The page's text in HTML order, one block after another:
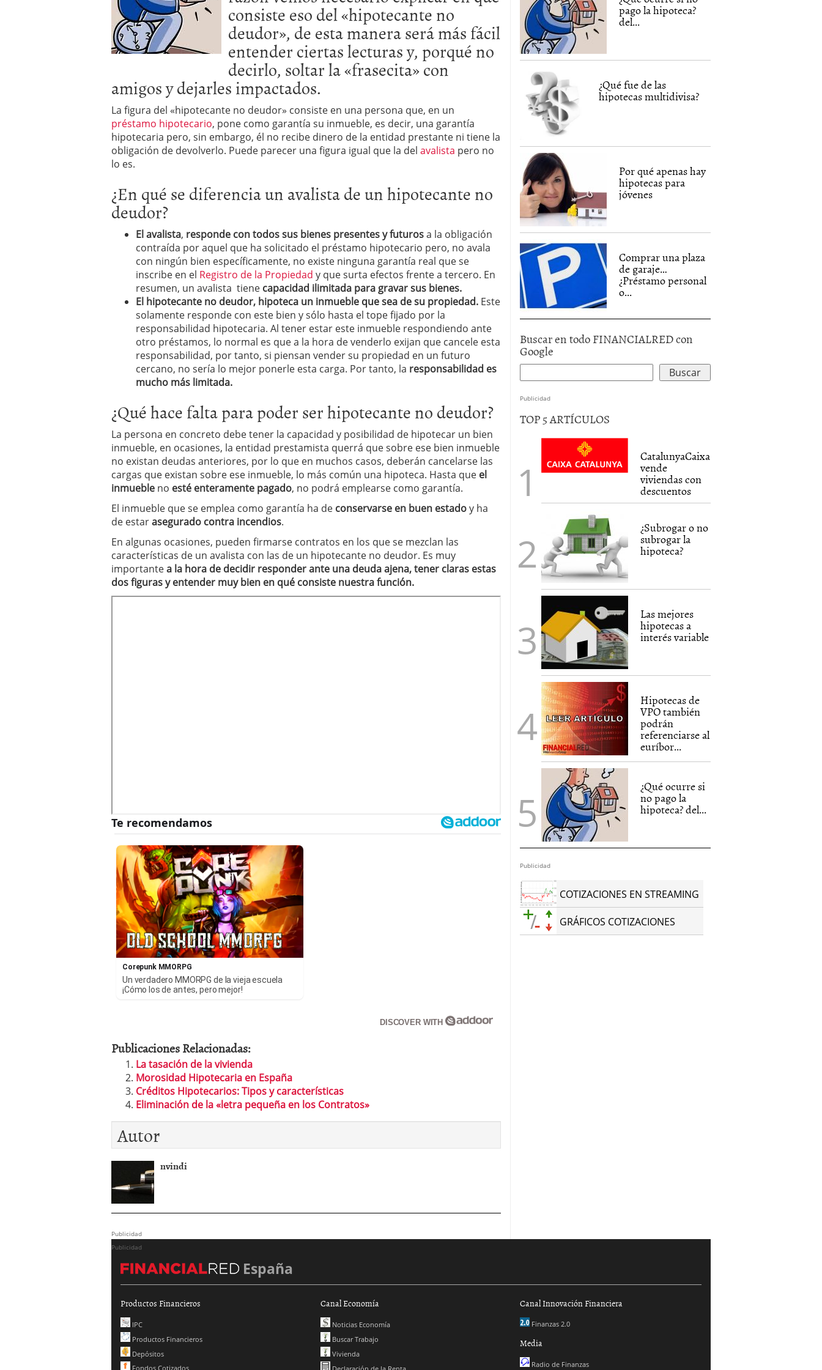
consiste eso del «hipotecante no
deudor», de esta manera será más fácil
entender ciertas lecturas y, porqué no
decirlo, soltar la «frasecita» con
amigos y dejarles impactados.
La figura del «hipotecante no deudor» consiste en una persona que, en un
préstamo hipotecario, pone como garantía su inmueble, es decir, una garantía
hipotecaria pero, sin embargo, él no recibe dinero de la entidad prestante ni tiene la
obligación de devolverlo. Puede parecer una figura igual que la del avalista pero no
lo es.
¿En qué se diferencia un avalista de un hipotecante no
deudor?
El avalista, responde con todos sus bienes presentes y futurosa la obligación
contraída por aquel que ha solicitado el préstamo hipotecario pero, no avala
con ningún bien específicamente, no existe ninguna garantía real que se
inscribe en el Registro de la Propiedad y que surta efectos frente a tercero. En
resumen, un avalista tiene capacidad ilimitada para gravar sus bienes.
El hipotecante no deudor, hipoteca un inmueble que sea de su propiedad. Este
solamente responde con este bien y sólo hasta el tope fijado por la
responsabilidad hipotecaria. Al tener estar este inmueble respondiendo ante
otro préstamos, lo normal es que a la hora de venderlo exijan que cancele esta
responsabilidad, por tanto, si piensan vender su propiedad en un futuro
cercano, no sería lo mejor ponerle esta carga. Por tanto, la responsabilidad es
mucho más limitada.
¿Qué hace falta para poder ser hipotecante no deudor?
La persona en concreto debe tener la capacidad y posibilidad de hipotecar un bien
inmueble, en ocasiones, la entidad prestamista querrá que sobre ese bien inmueble
no existan deudas anteriores, por lo que en muchos casos, deberán cancelarse las
cargas que existan sobre ese inmueble, lo más común una hipoteca. Hasta que el
inmueble no esté enteramente pagado, no podrá emplearse como garantía.
El inmueble que se emplea como garantía ha de conservarse en buen estadoy ha
de estarasegurado contra incendios.
En algunas ocasiones, pueden firmarse contratos en los que se mezclan las
características de un avalista con las de un hipotecante no deudor. Es muy
importantea la hora de decidir responder ante una deuda ajena, tener claras estas
dos figuras y entender muy bien en qué consiste nuestra función.
Corepunk MMORPG
Un verdadero MMORPG de la vieja escuela
¡Cómo los de antes, pero mejor!
DISCOVER WITH
Publicaciones Relacionadas:
La tasación de la vivienda
Morosidad Hipotecaria en España
Créditos Hipotecarios: Tipos y características
Eliminación de la «letra pequeña en los Contratos»
Autor
nvindi
Publicidad
pago la hipoteca?
del...
¿Qué fue de las
hipotecas multidivisa?
Por qué apenas hay
hipotecas para
jóvenes
Comprar una plaza
de garaje…
¿Préstamo personal
o...
Buscar en todo FINANCIALRED con
Google
Publicidad
TOP 5 ARTÍCULOS
CatalunyaCaixa
vende
viviendas con
descuentos
¿Subrogar o no
subrogar la
hipoteca?
Las mejores
hipotecas a
interés variable
Hipotecas de
VPO también
podrán
referenciarse al
euríbor...
¿Qué ocurre si
no pago la
hipoteca? del...
Publicidad
COTIZACIONES EN STREAMING
GRÁFICOS COTIZACIONES
Publicidad
España
Productos Financieros
IPC
Productos Financieros
Depósitos
Fondos Cotizados
Canal Economía
Noticias Economía
Buscar Trabajo
Vivienda
Canal Innovación Financiera
Finanzas 2.0
Media
Radio de Finanzas